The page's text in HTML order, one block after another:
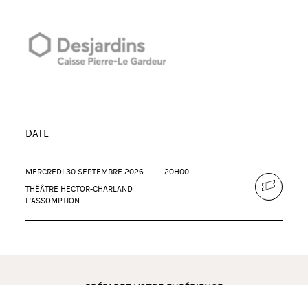
DATE
MERCREDI 30 SEPTEMBRE 2026
20H00
THÉÂTRE HECTOR-CHARLAND
L'ASSOMPTION